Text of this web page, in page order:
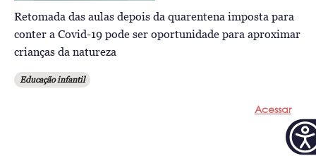
Retomada das aulas depois da quarentena imposta para
conter a Covid-19 pode ser oportunidade para aproximar
crianças da natureza
Educação infantil
Acessar